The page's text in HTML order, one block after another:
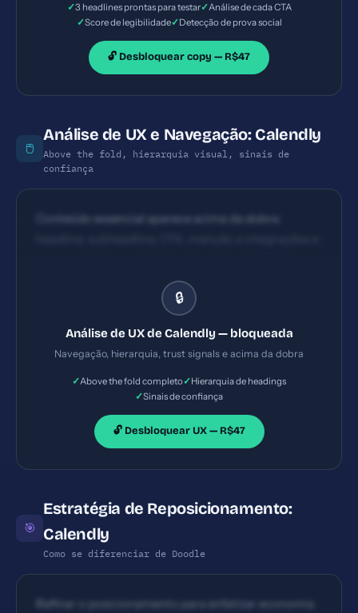
benefício explícito). Posicionamento acima da
melhorar a clareza de fluxo.
✓3 headlines prontas para testar✓Análise de cada CTA
✓Score de legibilidade✓Detecção de prova social
🔓 Desbloquear copy — R$47
🖱️
Análise de UX e Navegação: Calendly
Above the fold, hierarquia visual, sinais de
confiança
Conteúdo essencial aparece acima da dobra:
visual clara com headings que guiam o usuário
desde o benefício até as integrações; fluxo de leitura
seções e uso de bullets para recursos
🔒
Análise de UX de Calendly — bloqueada
Navegação, hierarquia, trust signals e acima da dobra
✓Above the fold completo✓Hierarquia de headings
✓Sinais de confiança
🔓 Desbloquear UX — R$47
🎯
Estratégia de Reposicionamento:
Calendly
Como se diferenciar de Doodle
Refinar o posicionamento para enfatizar economia